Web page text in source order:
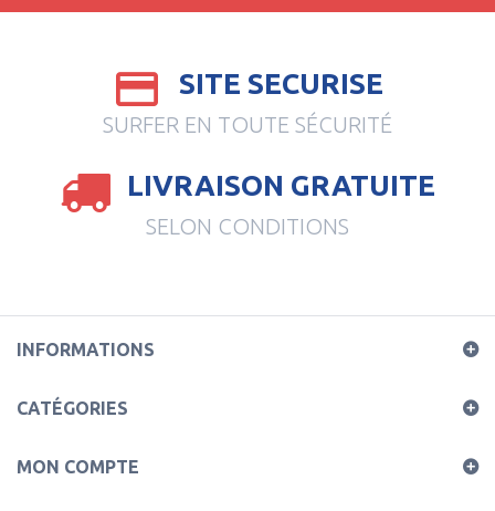
SITE SECURISE
SURFER EN TOUTE SÉCURITÉ
LIVRAISON GRATUITE
SELON CONDITIONS
INFORMATIONS
CATÉGORIES
MON COMPTE